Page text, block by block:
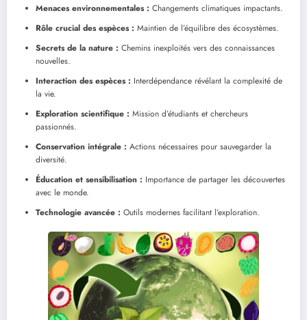
Menaces environnementales : Changements climatiques impactants.
Rôle crucial des espèces : Maintien de l’équilibre des écosystèmes.
Secrets de la nature : Chemins inexploités vers des connaissances
nouvelles.
Interaction des espèces : Interdépendance révélant la complexité de
la vie.
Exploration scientifique : Mission d’étudiants et chercheurs
passionnés.
Conservation intégrale : Actions nécessaires pour sauvegarder la
diversité.
Éducation et sensibilisation : Importance de partager les découvertes
avec le monde.
Technologie avancée : Outils modernes facilitant l’exploration.